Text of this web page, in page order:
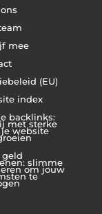
mee
(EU)
index
backlinks:
met sterke
website
geld
slimme
om jouw
te